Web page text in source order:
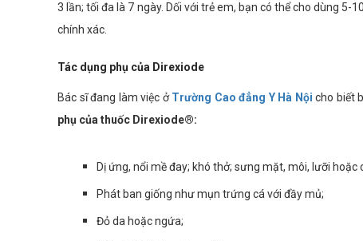
3 lần; tối đa là 7 ngày. Dối với trẻ em, bạn có thể cho dùng
chính xác.
Tác dụng phụ của Direxiode
Bác sĩ đang làm việc ởTrường Cao đẳng Y Hà Nội cho biết
phụ của thuốc Direxiode®:
Dị ứng, nổi mề đay; khó thở; sưng mặt, môi, lưỡi hoặc
Phát ban giống như mụn trứng cá với đầy mủ;
Đỏ da hoặc ngứa;